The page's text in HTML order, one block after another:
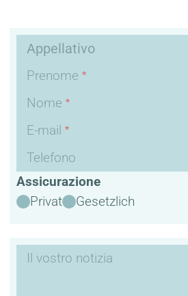
Dati
personali
Appellativo
Prenome
Nome
E-mail
Telefono
Assicurazione
Privat
Gesetzlich
Notizia
Il vostro notizia